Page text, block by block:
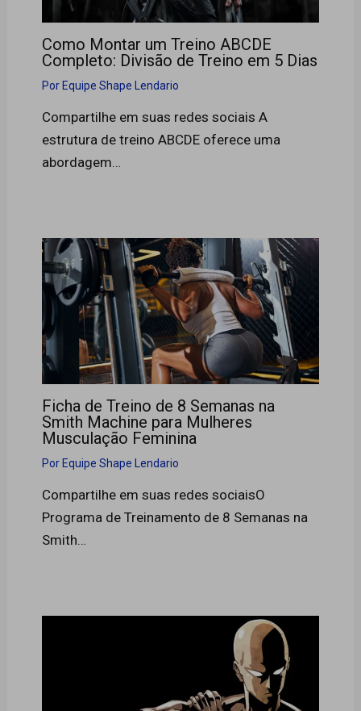
Como Montar um Treino ABCDE
Completo: Divisão de Treino em 5 Dias
PorEquipe Shape Lendario
Compartilhe em suas redes sociais A
estrutura de treino ABCDE oferece uma
abordagem…
Ficha de Treino de 8 Semanas na
Smith Machine para Mulheres
Musculação Feminina
Por Equipe Shape Lendario
Compartilhe em suas redes sociaisO
Programa de Treinamento de 8 Semanas na
Smith…